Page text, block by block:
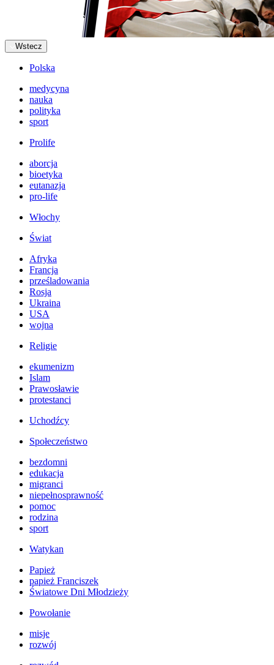
Wstecz
Polska
medycyna
nauka
polityka
sport
Prolife
aborcja
bioetyka
eutanazja
pro-life
Włochy
Świat
Afryka
Francja
prześladowania
Rosja
Ukraina
USA
wojna
Religie
ekumenizm
Islam
Prawosławie
protestanci
Uchodźcy
Społeczeństwo
bezdomni
edukacja
migranci
niepełnosprawność
pomoc
rodzina
sport
Watykan
Papież
papież Franciszek
Światowe Dni Młodzieży
Powołanie
misje
rozwój